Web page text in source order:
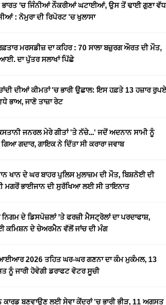
ਭਾਰਤ ’ਚ ਜਿੰਨੀਆਂ ਨੌਕਰੀਆਂ ਘਟਾਈਆਂ, ਉਸ ਤੋਂ ਢਾਈ ਗੁਣਾ ਵੱਧ
: ਨੋਮੁਰਾ ਦੀ ਰਿਪੋਰਟ 'ਚ ਖੁਲਾਸਾ
ਮਰਸਡੀਜ਼ ਦਾ ਕਹਿਰ : 70 ਸਾਲਾ ਬਜ਼ੁਰਗ ਔਰਤ ਦੀ ਮੌਤ,
ਦਾ ਪੁੱਤਰ ਸਲਾਖਾਂ ਪਿੱਛੇ
ਦੀਆਂ ਕੀਮਤਾਂ 'ਚ ਭਾਰੀ ਉਛਾਲ: ਇਸ ਹਫ਼ਤੇ 13 ਹਜ਼ਾਰ ਰੁਪਏ
ਭਾਅ, ਜਾਣੋ ਤਾਜ਼ਾ ਰੇਟ
ਜਨਰਲ ਮੇਰੇ ਗੀਤਾਂ 'ਤੇ ਨੱਚੇ...' ਜਦੋਂ ਅਦਨਾਨ ਸਾਮੀ ਨੂੰ
ਗਿਆ ਗਦਾਰ, ਗਾਇਕ ਨੇ ਦਿੱਤਾ ਸੀ ਕਰਾਰਾ ਜਵਾਬ
ਖਾਨ ਦੇ ਘਰ ਬਾਹਰ ਪੁਲਿਸ ਮੁਲਾਜ਼ਮ ਦੀ ਮੌਤ, ਬਿਸ਼ਨੋਈ ਦੀ
ਮਗਰੋਂ ਭਾਈਜਾਨ ਦੀ ਸੁਰੱਖਿਆ ਲਈ ਸੀ ਤਾਇਨਾਤ
ਦੇ ਡਿਸਪੋਜ਼ਲਾਂ ’ਤੇ ਫਰਜ਼ੀ ਮੈਸਟ੍ਰੋਲਾਂ ਦਾ ਪਰਦਾਫਾਸ਼,
ਕਮਿਸ਼ਨ ਦੇ ਚੇਅਰਮੈਨ ਵੱਲੋਂ ਜਾਂਚ ਦੀ ਮੰਗ
2026 ਤਹਿਤ ਘਰ-ਘਰ ਗਣਨਾ ਦਾ ਕੰਮ ਮੁਕੰਮਲ, 13
ਨੂੰ ਜਾਰੀ ਹੋਵੇਗੀ ਡਰਾਫਟ ਵੋਟਰ ਸੂਚੀ
ਕਾਰਡ ਬਣਵਾਉਣ ਲਈ ਸੇਵਾ ਕੇਂਦਰਾਂ 'ਚ ਭਾਰੀ ਭੀੜ, 11 ਅਗਸਤ